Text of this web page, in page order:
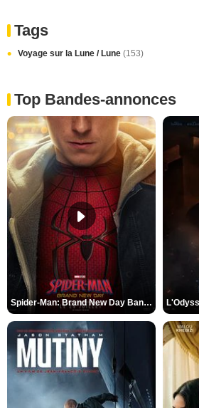
Tags
Voyage sur la Lune / Lune (153)
Top Bandes-annonces
Spider-Man: Brand New Day Bande-annonce VO STFR